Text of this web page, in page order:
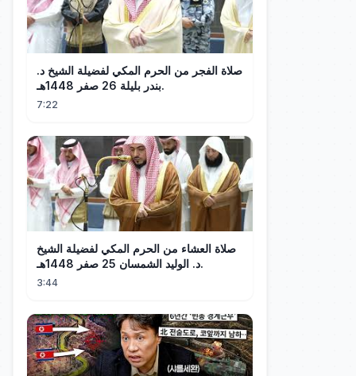
صلاة الفجر من الحرم المكي لفضيلة الشيخ د.
بندر بليلة 26 صفر 1448هـ.
7:22
صلاة العشاء من الحرم المكي لفضيلة الشيخ
د. الوليد الشمسان 25 صفر 1448هـ.
3:44